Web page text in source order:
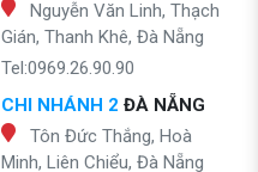
Nguyễn Văn Linh, Thạch
Gián, Thanh Khê, Đà Nẵng
Tel:0969.26.90.90
CHI NHÁNH 2 ĐÀ NẴNG
Tôn Đức Thắng, Hoà
Minh, Liên Chiểu, Đà Nẵng